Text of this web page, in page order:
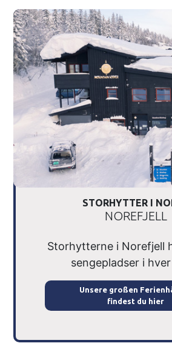
STORHYTTER I
NOREFJELL
Storhytterne i Norefjell
sengepladser i
Unsere großen
findest du hier